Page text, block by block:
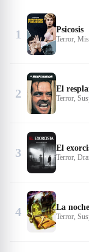
1 Psicosis
Terror,
2 El
Terror,
3 El
Terror,
4 La
Terror,